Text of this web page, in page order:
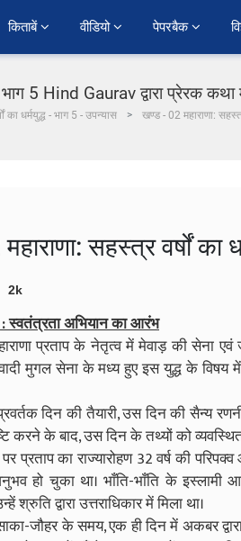
किताबें वीडियो पेपरबैक
5 Hind Gaurav द्वारा प्रेरक कथा
का धर्मयुद्ध - भाग 5 - उपन्यास खण्ड - 02 महाराणा:
सहस्त्र वर्षों का
2k
: स्वतंत्रता अभियान का आरंभ
प्रताप के नेतृत्व में मेवाड़ की
मुगल सेना के मध्य हुए इस युद्ध के
दिन की तैयारी, उस दिन की सैन्य
करने के बाद, उस दिन के तथ्यों को
प्रताप का राज्यारोहण 32 वर्ष की
हो चुका था। भाँति-भाँति के
श्रुति द्वारा उत्तराधिकार में मिला था।
जौहर के समय, एक ही दिन में अकबर